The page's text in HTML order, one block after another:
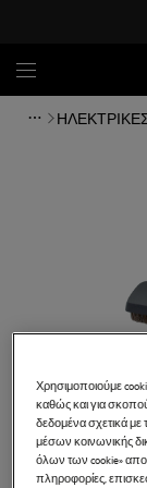
AP240
Χρησιμοποιούμε
καθώς και για
δεδομένα σχετικά
μέσων κοινωνικής
όλων των cookie»
πληροφορίες,